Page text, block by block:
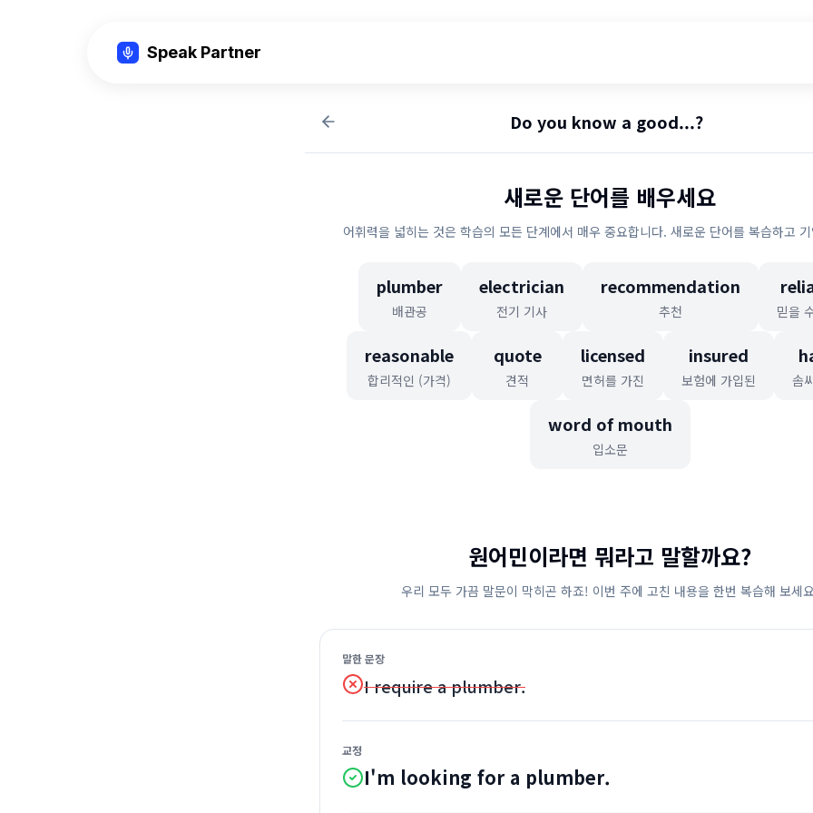
Speak Partner
Do you know a good...?
새로운 단어를 배우세요
어휘력을 넓히는 것은 학습의 모든 단계에서 매우 중요합니다. 새로운 단어를 복습하고
plumber
배관공
electrician
전기 기사
recommendation
추천 믿을
reasonable
합리적인 (가격)
quote
견적
licensed
면허를 가진
insured
보험에 가입된 솜
word of mouth
입소문
원어민이라면 뭐라고 말할까요?
우리 모두 가끔 말문이 막히곤 하죠! 이번 주에 고친 내용을 한번 복습해 보세
말한 문장
I require a plumber.
교정
I'm looking for a plumber.